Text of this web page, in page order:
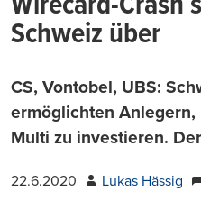
Schweiz über
CS, Vontobel, UBS:
ermöglichten Anlegern,
Multi zu investieren.
22.6.2020 Lukas Hässig